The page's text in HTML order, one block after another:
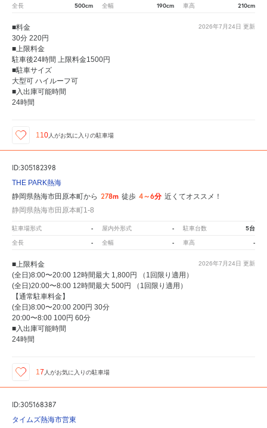
全長 500cm 全幅 190cm 車高 210cm
2026年7月24日 更新
■料金
30分 220円
■上限料金
駐車後24時間 上限料金1500円
■駐車サイズ
大型可 ハイルーフ可
■入出庫可能時間
24時間
110 人がお気に入りの駐車場
ID:305182398
THE PARK熱海
静岡県熱海市田原本町から 278m 徒歩 4～6分 近くてオススメ！
静岡県熱海市田原本町1-8
駐車場形式 - 屋内外形式 - 駐車台数 5台
全長 - 全幅 - 車高 -
2026年7月24日 更新
■上限料金
(全日)8:00〜20:00 12時間最大 1,800円 （1回限り適用）
(全日)20:00〜8:00 12時間最大 500円 （1回限り適用）
【通常駐車料金】
(全日)8:00〜20:00 200円 30分
20:00〜8:00 100円 60分
■入出庫可能時間
24時間
17 人がお気に入りの駐車場
ID:305168387
タイムズ熱海市営東